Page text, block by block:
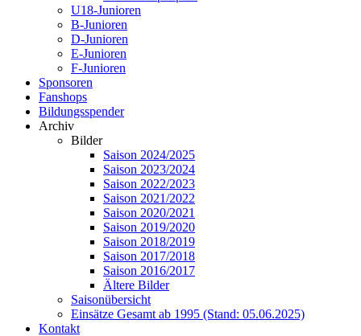
U18-Junioren
B-Junioren
D-Junioren
E-Junioren
F-Junioren
Sponsoren
Fanshops
Bildungsspender
Archiv
Bilder
Saison 2024/2025
Saison 2023/2024
Saison 2022/2023
Saison 2021/2022
Saison 2020/2021
Saison 2019/2020
Saison 2018/2019
Saison 2017/2018
Saison 2016/2017
Ältere Bilder
Saisonübersicht
Einsätze Gesamt ab 1995 (Stand: 05.06.2025)
Kontakt